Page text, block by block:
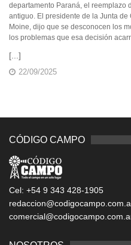
departamento Paraná, el reemplazo
antiguo. El presidente de la Junta
Moine, dijo que se desconocen los
los problemas que esa decisión
[...]
22/09/2025
CÓDIGO CAMPO
Cel: +54 9 343 428-1905